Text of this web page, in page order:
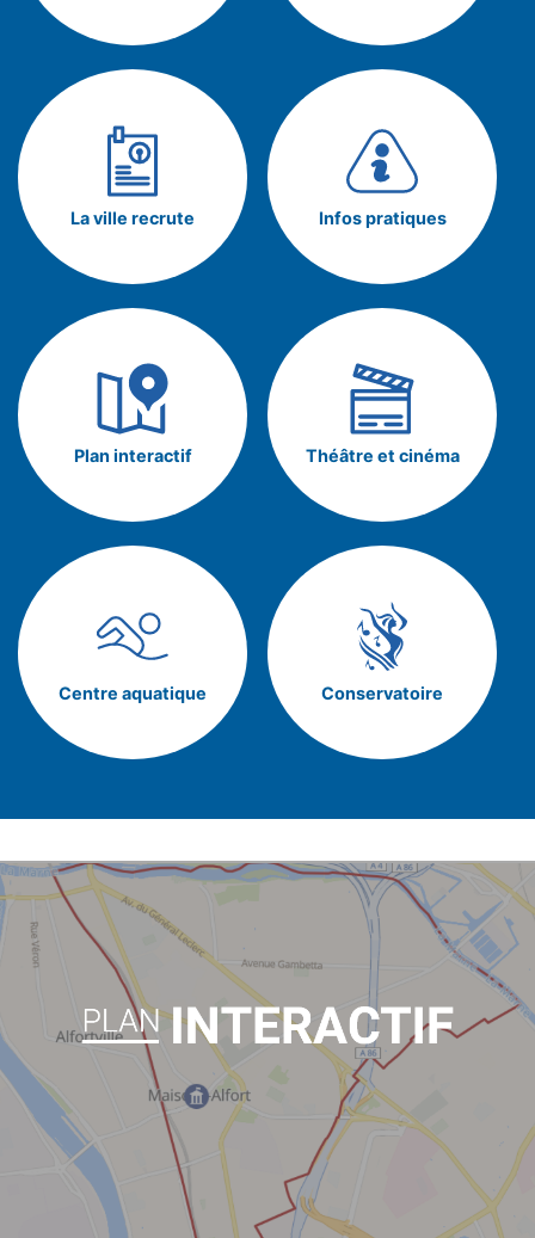
La ville recrute Infos pratiques
Plan interactif Théâtre et cinéma
Centre aquatique Conservatoire